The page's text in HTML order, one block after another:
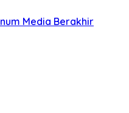
Media Berakhir